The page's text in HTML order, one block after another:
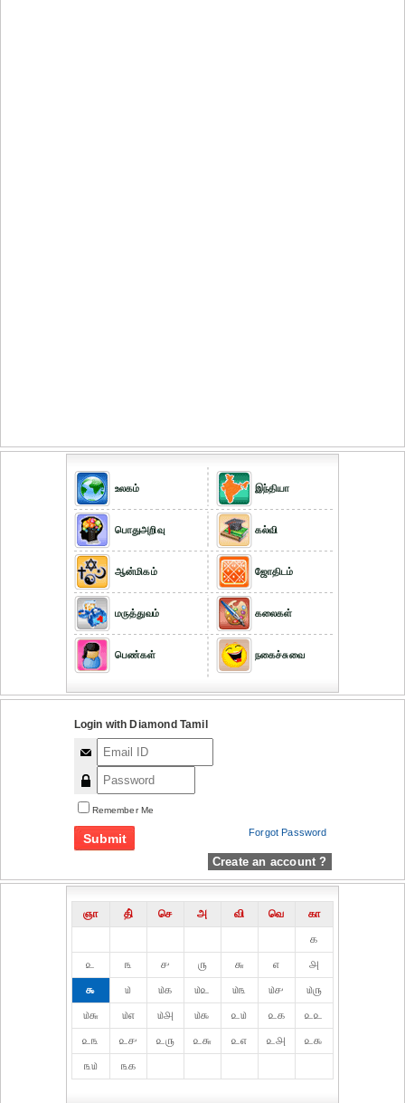
உலகம்
பொதுஅறிவு
ஆன்மிகம்
மருத்துவம்
பெண்கள்
இந்தியா
கல்வி
ஜோதிடம்
கலைகள்
நகைச்சுவை
Login with Diamond Tamil
Remember Me
Forgot Password
Create an account ?
ஞா தி் செ அ வி வெ
கா
௧
௨
௩ ௪ ௫ ௬ ௭
௮
௯
௰ ௰௧ ௰௨ ௰௩ ௰௪
௰௫
௰௬
௰௭ ௰௮ ௰௯ ௨௰ ௨௧
௨௨
௨௩
௨௪ ௨௫ ௨௬ ௨௭ ௨௮
௨௯
௩௰
௩௧